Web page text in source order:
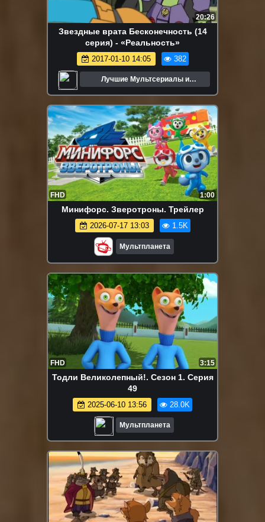
20:26
Звездные врата Бесконечность (14
серия) - «Реальность»
2017-01-10 14:05 382
Лучшие Мультсериалы и
Мультфильмы
FHD 1:00
Минифорс. Зверотроны. Трейлер
2026-07-17 13:03 1.5K
Мультпланета
FHD 3:15
Тодли Великолепный!. Сезон 1. Серия
49
2025-06-10 13:56 28.0K
Мультпланета